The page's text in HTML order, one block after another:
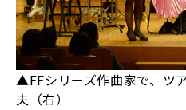
▲FFシリーズ作曲家で、ツ
夫（右）